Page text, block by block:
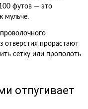
футов — это
мульче.
отверстия прорастают
сетку или прополоть
отпугивает